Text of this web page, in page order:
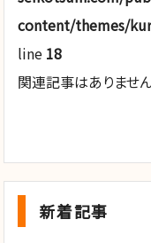
content/themes/
line 18
関連記事はありませ
新着記事